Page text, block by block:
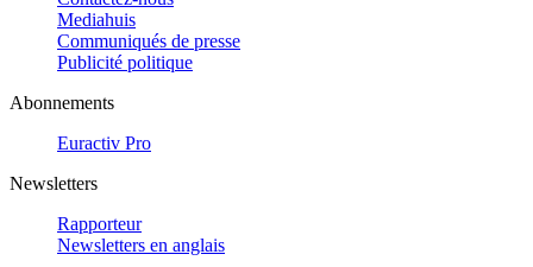
Mediahuis
Communiqués de presse
Publicité politique
Abonnements
Euractiv Pro
Newsletters
Rapporteur
Newsletters en anglais